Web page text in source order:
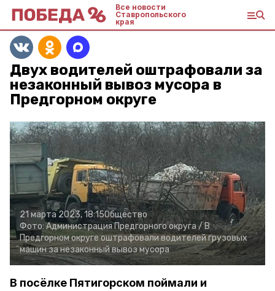
Все новости
Ставропольского
края
Двух водителей оштрафовали за
незаконный вывоз мусора в
Предгорном округе
21 марта 2023, 18:15Общество
Фото:Администрация Предгорного округа / В
Предгорном округе оштрафовали водителей грузовых
машин за незаконный вывоз мусора
В посёлке Пятигорском поймали и